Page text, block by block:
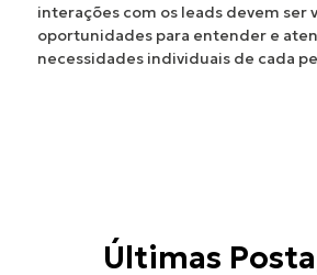
interações com os leads devem ser
oportunidades para entender e
necessidades individuais de cada
Últimas